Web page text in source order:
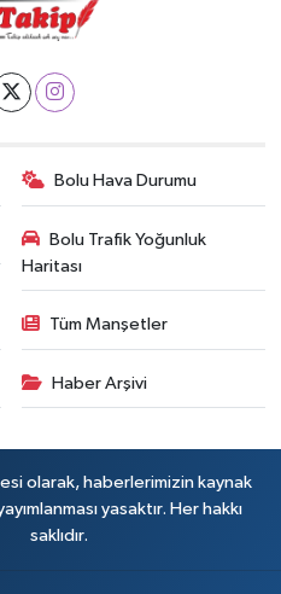
Bolu Hava Durumu
Bolu Trafik Yoğunluk
Haritası
Tüm Manşetler
Haber Arşivi
olarak, haberlerimizin kaynak
yasaktır. Her hakkı
saklıdır.